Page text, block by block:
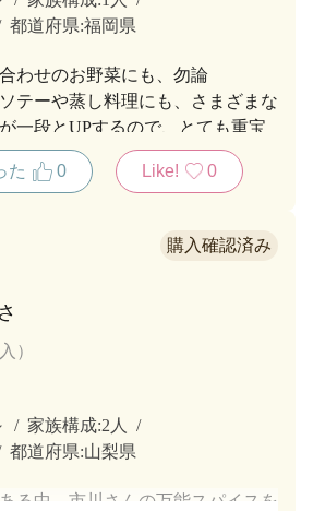
都道府県:福岡県
わせのお野菜にも、勿論
テーや蒸し料理にも、さまざまな
一段とUPするので、とても重宝
た
0 Like! 0
）
家族構成:2人
都道府県:山梨県
る中、市川さんの万能スパイスを